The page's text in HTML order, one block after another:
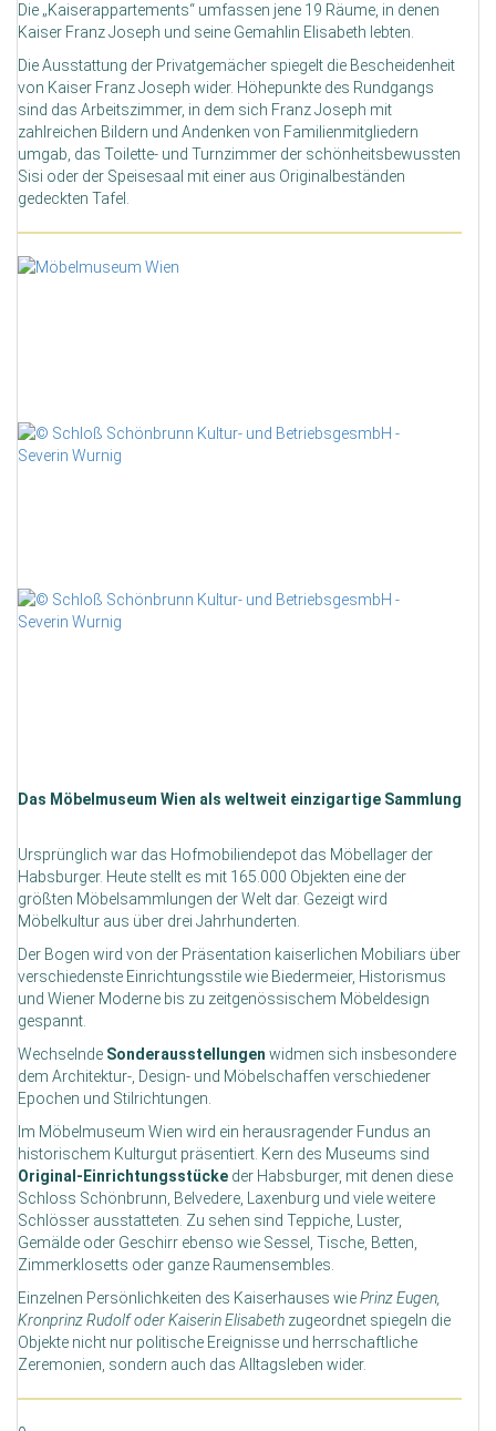
Die „Kaiserappartements“ umfassen jene 19 Räume, in denen
Kaiser Franz Joseph und seine Gemahlin Elisabeth lebten.
Die Ausstattung der Privatgemächer spiegelt die Bescheidenheit
von Kaiser Franz Joseph wider. Höhepunkte des Rundgangs
sind das Arbeitszimmer, in dem sich Franz Joseph mit
zahlreichen Bildern und Andenken von Familienmitgliedern
umgab, das Toilette- und Turnzimmer der schönheitsbewussten
Sisi oder der Speisesaal mit einer aus Originalbeständen
gedeckten Tafel.
Das Möbelmuseum Wien als weltweit einzigartige Sammlung
Ursprünglich war das Hofmobiliendepot das Möbellager der
Habsburger. Heute stellt es mit 165.000 Objekten eine der
größten Möbelsammlungen der Welt dar. Gezeigt wird
Möbelkultur aus über drei Jahrhunderten.
Der Bogen wird von der Präsentation kaiserlichen Mobiliars über
verschiedenste Einrichtungsstile wie Biedermeier, Historismus
und Wiener Moderne bis zu zeitgenössischem Möbeldesign
gespannt.
Wechselnde Sonderausstellungen widmen sich insbesondere
dem Architektur-, Design- und Möbelschaffen verschiedener
Epochen und Stilrichtungen.
Im Möbelmuseum Wien wird ein herausragender Fundus an
historischem Kulturgut präsentiert. Kern des Museums sind
Original-Einrichtungsstücke der Habsburger, mit denen diese
Schloss Schönbrunn, Belvedere, Laxenburg und viele weitere
Schlösser ausstatteten. Zu sehen sind Teppiche, Luster,
Gemälde oder Geschirr ebenso wie Sessel, Tische, Betten,
Zimmerklosetts oder ganze Raumensembles.
Einzelnen Persönlichkeiten des Kaiserhauses wiePrinz Eugen,
Kronprinz Rudolf oder Kaiserin Elisabeth zugeordnet spiegeln die
Objekte nicht nur politische Ereignisse und herrschaftliche
Zeremonien, sondern auch das Alltagsleben wider.